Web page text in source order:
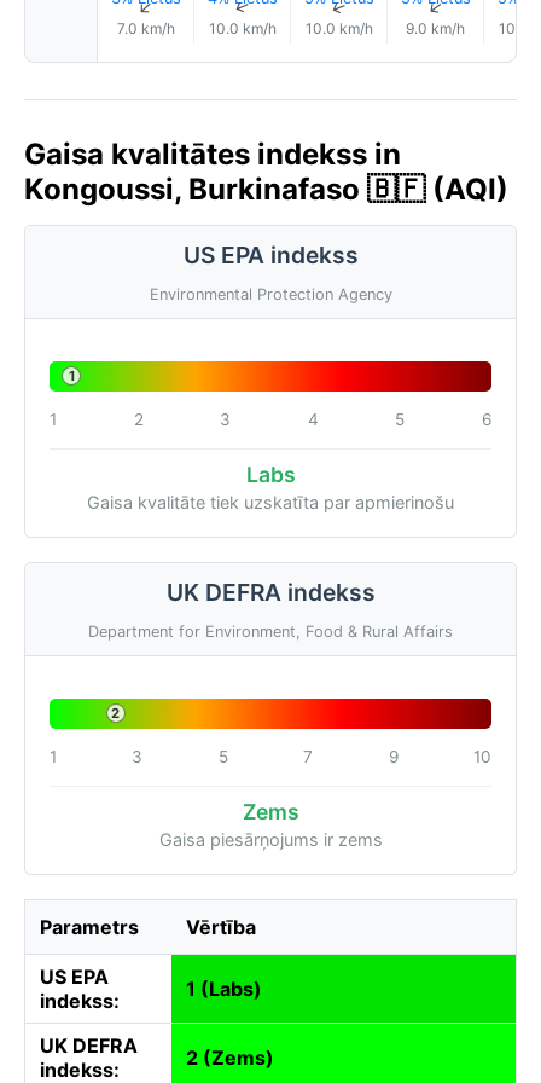
↑
7.0 km/h
↑
10.0 km/h
↑
10.0 km/h
↑
9.0 km/h 10.0
Gaisa kvalitātes indekss in
Kongoussi, Burkinafaso 🇧🇫 (AQI)
US EPA indekss
Environmental Protection Agency
1
1 2 3 4 5 6
Labs
Gaisa kvalitāte tiek uzskatīta par apmierinošu
UK DEFRA indekss
Department for Environment, Food & Rural Affairs
2
1 3 5 7 9 10
Zems
Gaisa piesārņojums ir zems
Parametrs Vērtība
US EPA
indekss:
1 (Labs)
UK DEFRA
indekss:
2 (Zems)